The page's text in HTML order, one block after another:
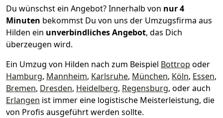
Du wünschst ein Angebot? Innerhalb von nur 4
Minuten bekommst Du von uns der Umzugsfirma aus
Hilden ein unverbindliches Angebot, das Dich
überzeugen wird.
Ein Umzug von Hilden nach zum Beispiel Bottrop oder
Hamburg, Mannheim, Karlsruhe, München, Köln, Essen,
Bremen, Dresden, Heidelberg, Regensburg, oder auch
Erlangen ist immer eine logistische Meisterleistung, die
von Profis ausgeführt werden sollte.